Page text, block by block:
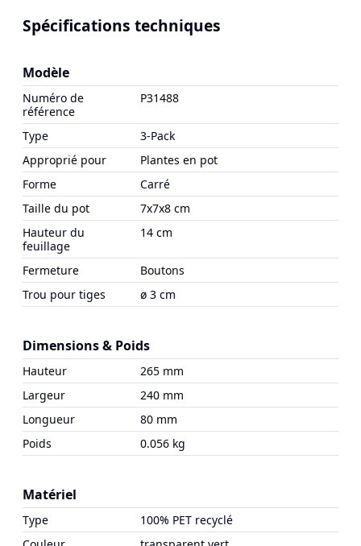
Spécifications techniques
Modèle
Numéro de
référence
P31488
Type
3-Pack
Approprié pour
Plantes en pot
Forme
Carré
Taille du pot
7x7x8 cm
Hauteur du
feuillage
14 cm
Fermeture
Boutons
Trou pour tiges
ø 3 cm
Dimensions & Poids
Hauteur
265 mm
Largeur
240 mm
Longueur
80 mm
Poids
0.056 kg
Matériel
Type
100% PET recyclé